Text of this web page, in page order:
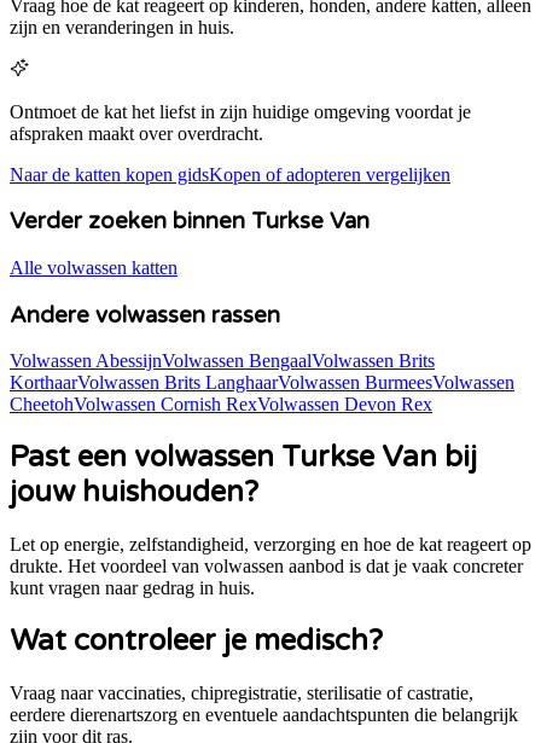
Vraag hoe de kat reageert op kinderen, honden, andere katten, alleen
zijn en veranderingen in huis.
Ontmoet de kat het liefst in zijn huidige omgeving voordat je
afspraken maakt over overdracht.
Naar de katten kopen gidsKopen of adopteren vergelijken
Verder zoeken binnen Turkse Van
Alle volwassen katten
Andere volwassen rassen
Volwassen AbessijnVolwassen BengaalVolwassen Brits
KorthaarVolwassen Brits LanghaarVolwassen BurmeesVolwassen
CheetohVolwassen Cornish RexVolwassen Devon Rex
Past een volwassen Turkse Van bij
jouw huishouden?
Let op energie, zelfstandigheid, verzorging en hoe de kat reageert op
drukte. Het voordeel van volwassen aanbod is dat je vaak concreter
kunt vragen naar gedrag in huis.
Wat controleer je medisch?
Vraag naar vaccinaties, chipregistratie, sterilisatie of castratie,
eerdere dierenartszorg en eventuele aandachtspunten die belangrijk
zijn voor dit ras.